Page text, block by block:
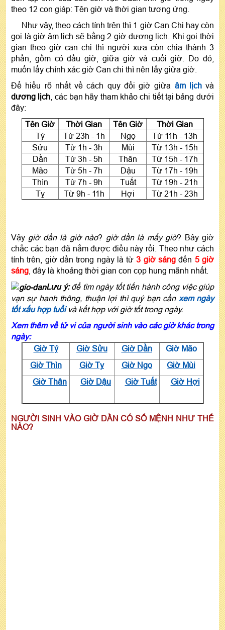
theo 12 con giáp: Tên giờ và thời gian tương ứng.
Như vậy, theo cách tính trên thì 1 giờ Can Chi hay còn
gọi là giờ âm lịch sẽ bằng 2 giờ dương lịch. Khi gọi thời
gian theo giờ can chi thì người xưa còn chia thành 3
phần, gồm có đầu giờ, giữa giờ và cuối giờ. Do đó,
muốn lấy chính xác giờ Can chi thì nên lấy giữa giờ.
Để hiểu rõ nhất về cách quy đổi giờ giữa âm lịchvà
dương lịch , các bạn hãy tham khảo chi tiết tại bảng dưới
đây:
Tên Giờ
Thời Gian Tên Giờ
Thời Gian
Tý
Từ 23h - 1h Ngọ
Từ 11h - 13h
Sửu
Từ 1h - 3h Mùi
Từ 13h - 15h
Dần
Từ 3h - 5h Thân
Từ 15h - 17h
Mão
Từ 5h - 7h Dậu
Từ 17h - 19h
Thìn
Từ 7h - 9h Tuất
Từ 19h - 21h
Tỵ
Từ 9h - 11h Hợi Từ 21h - 23h
Vậy giờ dần là giờ nào? giờ dần là mấy giờ? Bây giờ
chắc các bạn đã nắm được điều này rồi. Theo như cách
tính trên, giờ dần trong ngày là từ3 giờ sáng đến 5 giờ
sáng , đây là khoảng thời gian con cọp hung mãnh nhất.
Lưu ý:để tìm ngày tốt tiến hành công việc giúp
vạn sự hanh thông, thuận lợi thì quý bạn cần xem ngày
tốt xấu hợp tuổivà kết hợp với giờ tốt trong ngày.
Xem thêm về tử vi của người sinh vào các giờ khác trong
ngày:
Giờ Tý
Giờ Sửu Giờ Dần
Giờ Mão
Giờ Thìn
Giờ Tỵ Giờ Ngọ
Giờ Mùi
Giờ Thân
Giờ Dậu Giờ Tuất Giờ Hợi
NGƯỜI SINH VÀO GIỜ DẦN CÓ SỐ MỆNH NHƯ THẾ
NÀO?